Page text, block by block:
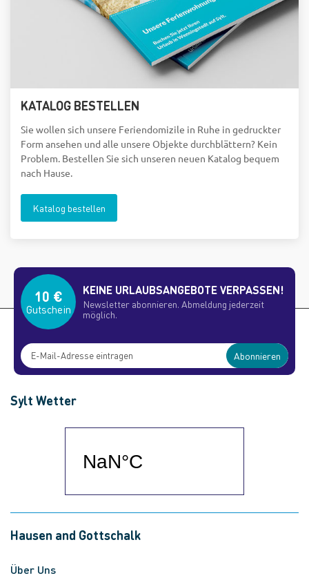
KATALOG BESTELLEN
Sie wollen sich unsere Feriendomizile in Ruhe in gedruckter
Form ansehen und alle unsere Objekte durchblättern? Kein
Problem. Bestellen Sie sich unseren neuen Katalog bequem
nach Hause.
Katalog bestellen
10 €
Gutschein
KEINE URLAUBSANGEBOTE VERPASSEN!
Newsletter abonnieren. Abmeldung jederzeit
möglich.
Abonnieren
Sylt Wetter
Hausen and Gottschalk
Über Uns